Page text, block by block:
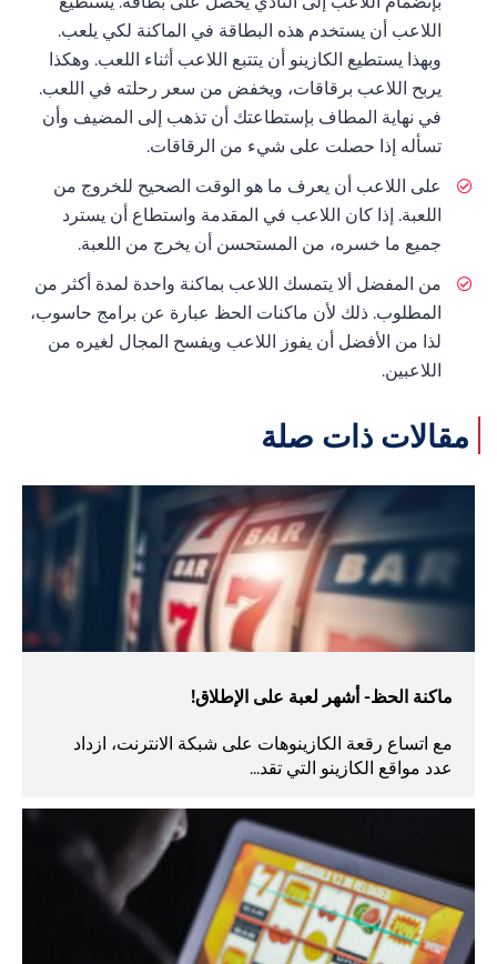
اللاعب أن يستخدم هذه البطاقة في الماكنة لكي يلعب.
وبهذا يستطيع الكازينو أن يتتبع اللاعب أثناء اللعب. وهكذا
يربح اللاعب برقاقات، ويخفض من سعر رحلته في اللعب.
في نهاية المطاف بإستطاعتك أن تذهب إلى المضيف وأن
تسأله إذا حصلت على شيء من الرقاقات.
على اللاعب أن يعرف ما هو الوقت الصحيح للخروج من
اللعبة. إذا كان اللاعب في المقدمة واستطاع أن يسترد
جميع ما خسره، من المستحسن أن يخرج من اللعبة.
من المفضل ألا يتمسك اللاعب بماكنة واحدة لمدة أكثر من
المطلوب. ذلك لأن ماكنات الحظ عبارة عن برامج حاسوب،
لذا من الأفضل أن يفوز اللاعب ويفسح المجال لغيره من
اللاعبين.
مقالات ذات صلة
ماكنة الحظ- أشهر لعبة على الإطلاق!
مع اتساع رقعة الكازينوهات على شبكة الانترنت، ازداد
عدد مواقع الكازينو التي تقد...